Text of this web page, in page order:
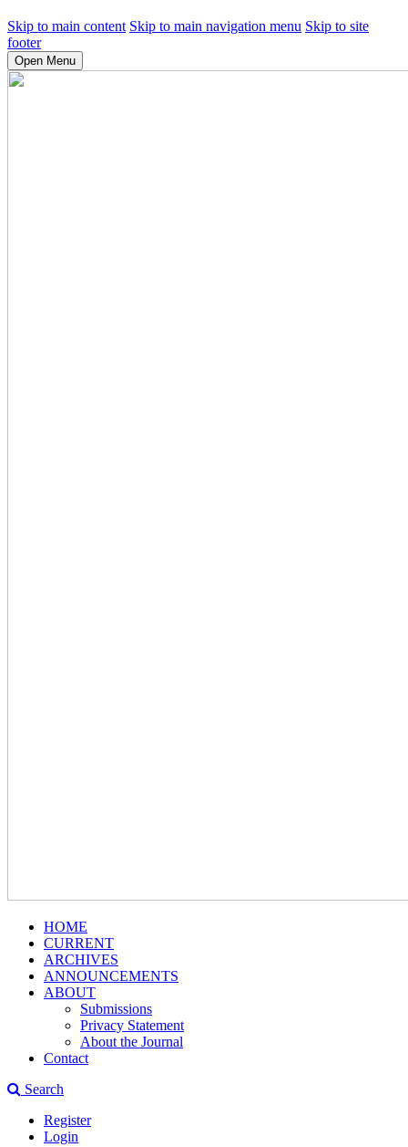
Skip to main content Skip to main navigation menu Skip to site
footer
Open Menu
HOME
CURRENT
ARCHIVES
ANNOUNCEMENTS
ABOUT
Submissions
Privacy Statement
About the Journal
Contact
Search
Register
Login